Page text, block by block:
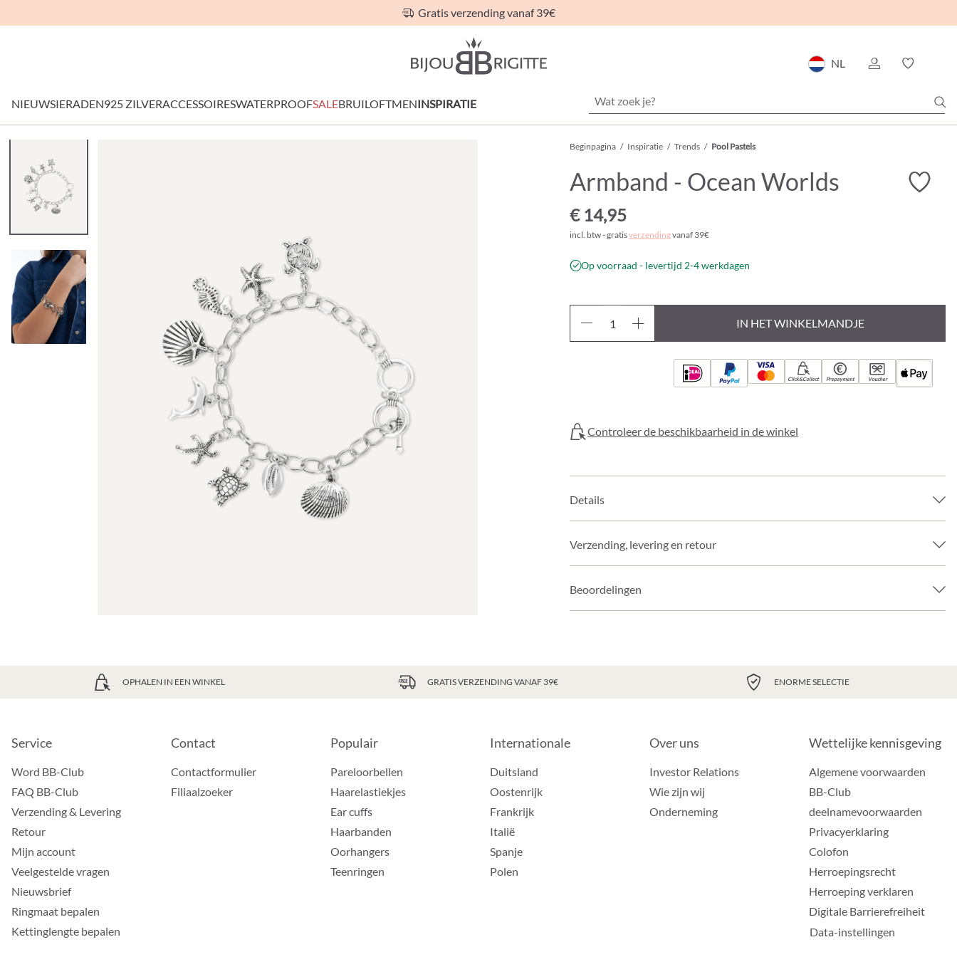
Gratis verzending vanaf 39€
NL
NIEUWSIERADEN925 ZILVERACCESSOIRESWATERPROOFSALEBRUILOFTMENINSPIRATIE
Beginpagina / Inspiratie / Trends / Pool Pastels
Armband - Ocean Worlds
€ 14,95
incl. btw - gratisverzendingvanaf 39€
Op voorraad - levertijd 2-4 werkdagen
IN HET WINKELMANDJE
Click&Collect Prepayment Voucher
Controleer de beschikbaarheid in de winkel
Details
Verzending, levering en retour
Beoordelingen
OPHALEN IN EEN WINKEL GRATIS VERZENDING VANAF 39€ ENORME SELECTIE
Service
Word BB-Club
FAQ BB-Club
Verzending & Levering
Retour
Mijn account
Veelgestelde vragen
Nieuwsbrief
Ringmaat bepalen
Kettinglengte bepalen
Contact
Contactformulier
Filiaalzoeker
Populair
Pareloorbellen
Haarelastiekjes
Ear cuffs
Haarbanden
Oorhangers
Teenringen
Internationale
Duitsland
Oostenrijk
Frankrijk
Italië
Spanje
Polen
Over uns
Investor Relations
Wie zijn wij
Onderneming
Wettelijke kennisgeving
Algemene voorwaarden
BB-Club
deelnamevoorwaarden
Privacyerklaring
Colofon
Herroepingsrecht
Herroeping verklaren
Digitale Barrierefreiheit
Data-instellingen